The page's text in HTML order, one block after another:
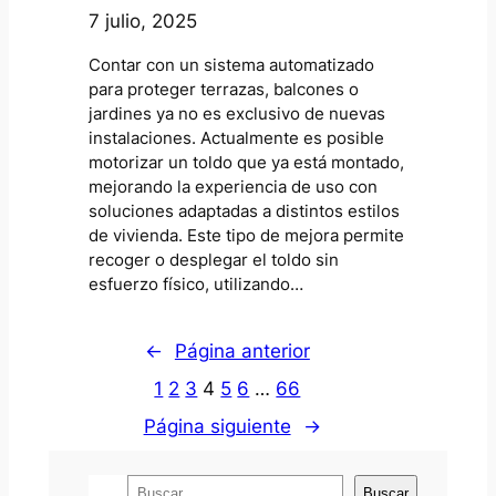
7 julio, 2025
Contar con un sistema automatizado
para proteger terrazas, balcones o
jardines ya no es exclusivo de nuevas
instalaciones. Actualmente es posible
motorizar un toldo que ya está montado,
mejorando la experiencia de uso con
soluciones adaptadas a distintos estilos
de vivienda. Este tipo de mejora permite
recoger o desplegar el toldo sin
esfuerzo físico, utilizando…
←
Página anterior
1 2 3 4 5 6 … 66
Página siguiente
→
B